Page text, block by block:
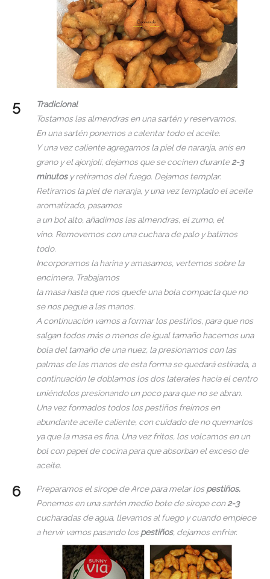
Tradicional
Tostamos las almendras en una sartén y reservamos.
En una sartén ponemos a calentar todo el aceite.
Y una vez caliente agregamos la piel de naranja, anís en
grano y el ajonjolí, dejamos que se cocinen durante2-3
minutos y retiramos del fuego. Dejamos templar.
Retiramos la piel de naranja, y una vez templado el aceite
aromatizado, pasamos
a un bol alto, añadimos las almendras, el zumo, el
vino. Removemos con una cuchara de palo y batimos
todo.
Incorporamos la harina y amasamos, vertemos sobre la
encimera, Trabajamos
la masa hasta que nos quede una bola compacta que no
se nos pegue a las manos.
A continuación vamos a formar los pestiños, para que nos
salgan todos más o menos de igual tamaño hacemos una
bola del tamaño de una nuez, la presionamos con las
palmas de las manos de esta forma se quedará estirada, a
continuación le doblamos los dos laterales hacia el centro
uniéndolos presionando un poco para que no se abran.
Una vez formados todos los pestiños freímos en
abundante aceite caliente, con cuidado de no quemarlos
ya que la masa es fina. Una vez fritos, los volcamos en un
bol con papel de cocina para que absorban el exceso de
aceite.
Preparamos el sirope de Arce para melar lospestiños.
Ponemos en una sartén medio bote de sirope con2-3
cucharadas de agua, llevamos al fuego y cuando empiece
a hervir vamos pasando lospestiños, dejamos enfriar.